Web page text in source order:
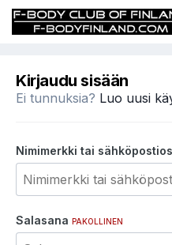
Kirjaudu sisään
Ei tunnuksia? Luo uusi
Nimimerkki tai
Salasana PAKOLLINEN